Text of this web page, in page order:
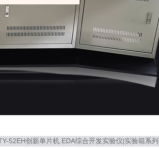
52EH创新单片机.EDA综合开发实验仪|实验箱系列